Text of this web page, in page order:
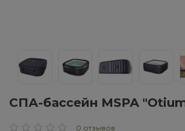
СПА-бассейн MSPA
0 отзывов